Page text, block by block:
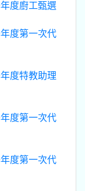
度廚工甄選
度第一次代
度特教助理
度第一次代
度第一次代